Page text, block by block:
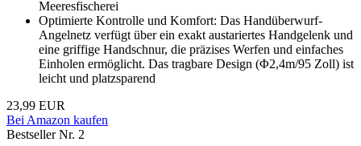
Meeresfischerei
Optimierte Kontrolle und Komfort: Das Handüberwurf-
Angelnetz verfügt über ein exakt austariertes Handgelenk und
eine griffige Handschnur, die präzises Werfen und einfaches
Einholen ermöglicht. Das tragbare Design (Φ2,4m/95 Zoll) ist
leicht und platzsparend
23,99 EUR
Bei Amazon kaufen
Bestseller Nr. 2